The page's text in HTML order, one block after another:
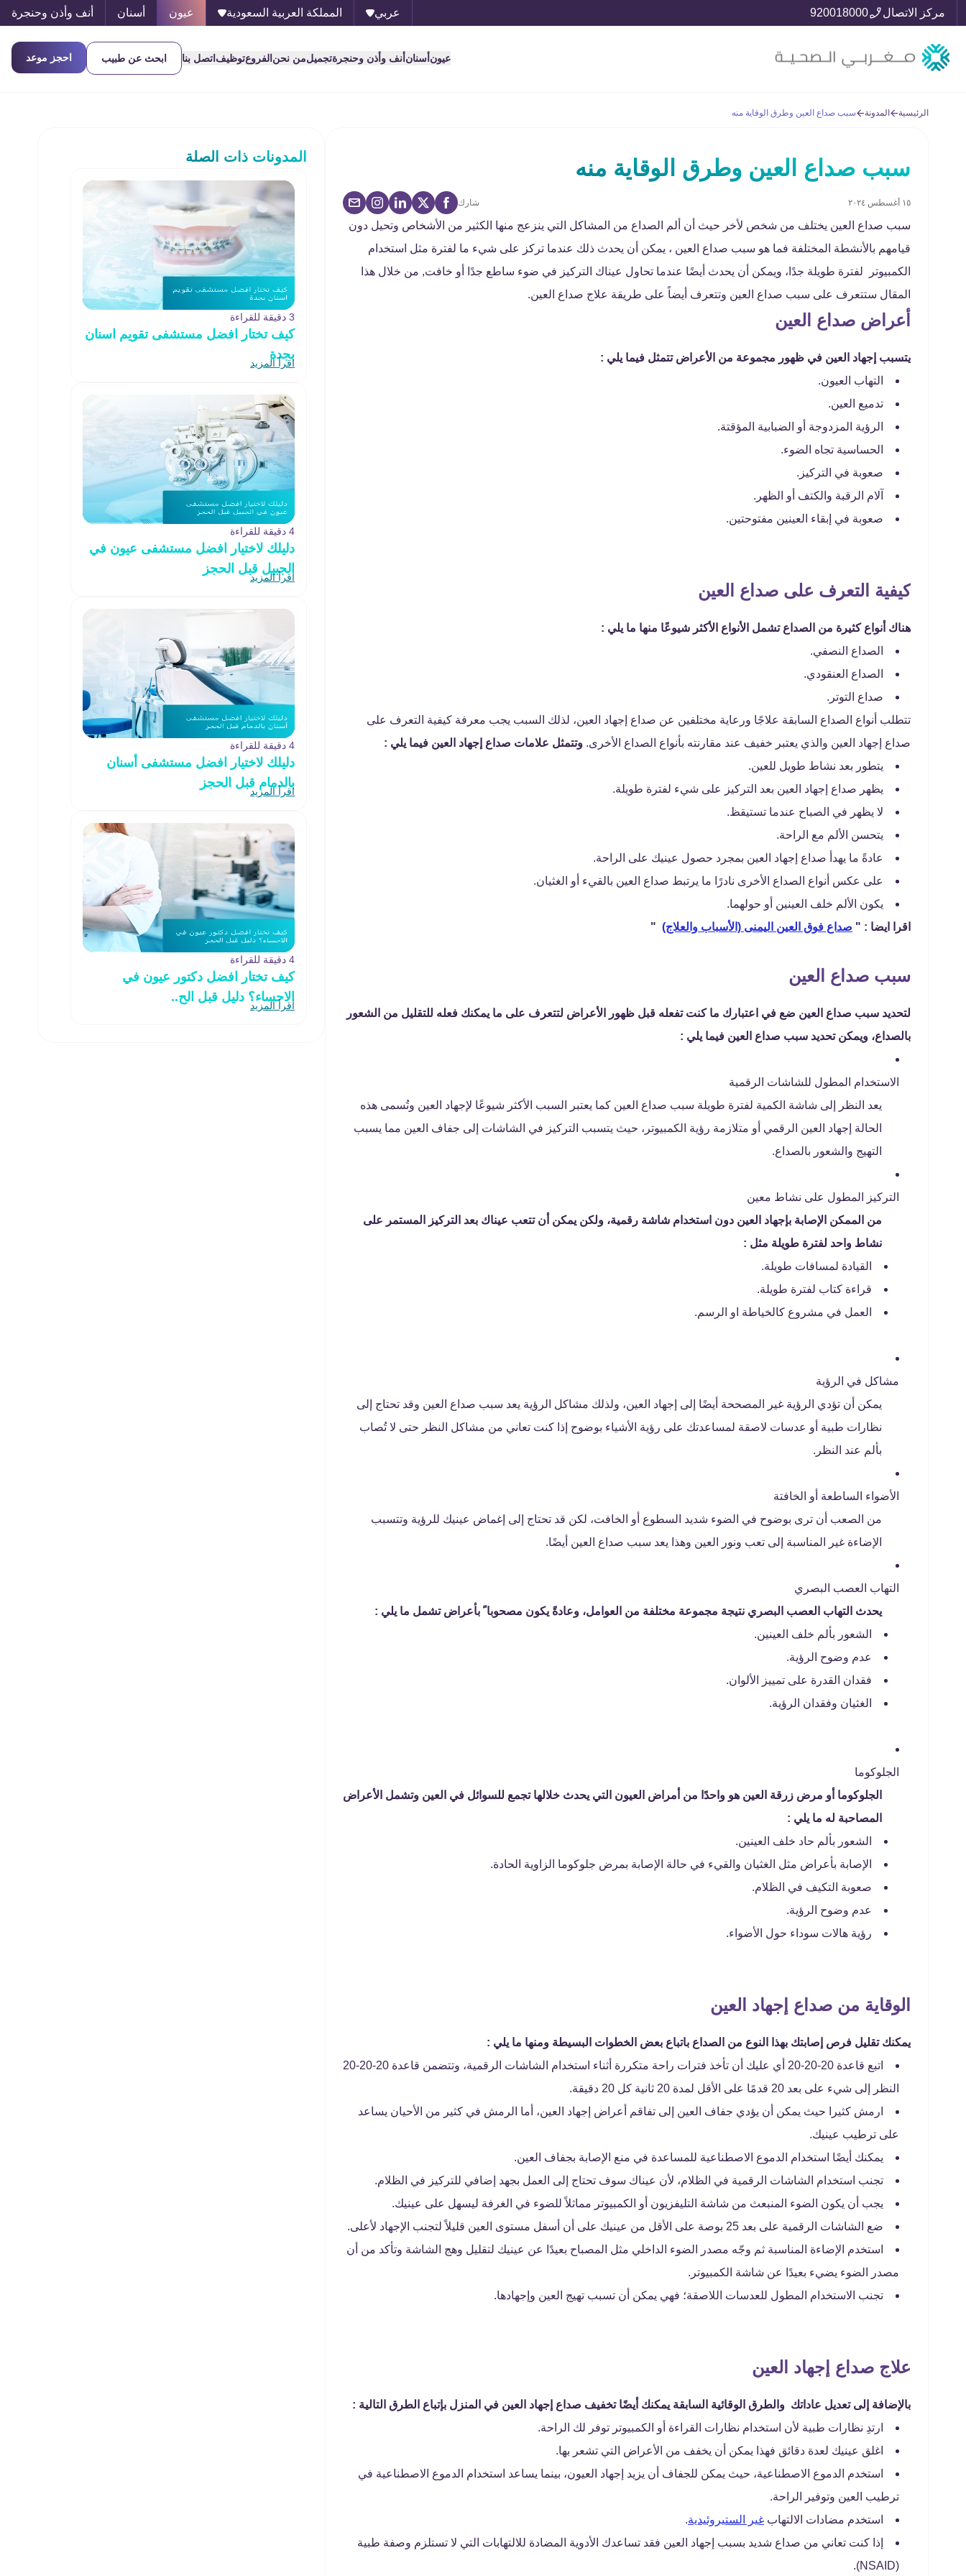
مركز الاتصال 920018000 عربي المملكة العربية السعودية عيون أسنان أنف وأذن وحنجرة
عيون أسنان أنف وأذن وحنجرةتجميلمن نحن الفروعتوظيف اتصل بنا ابحث عن طبيب احجز موعد
الرئيسية المدونة سبب صداع العين وطرق الوقاية منه
سبب صداع العين وطرق الوقاية منه
١٥ أغسطس ٢٠٢٤ شارك
سبب صداع العين يختلف من شخص لأخر حيث أن ألم الصداع من المشاكل التي ينزعج منها الكثير من الأشخاص وتحيل دون
قيامهم بالأنشطة المختلفة فما هو سبب صداع العين ، يمكن أن يحدث ذلك عندما تركز على شيء ما لفترة مثل استخدام
الكمبيوتر لفترة طويلة جدًا، ويمكن أن يحدث أيضًا عندما تحاول عيناك التركيز في ضوء ساطع جدًا أو خافت, من خلال هذا
المقال ستتعرف على سبب صداع العين وتتعرف أيضاً على طريقة علاج صداع العين.
أعراض صداع العين
يتسبب إجهاد العين في ظهور مجموعة من الأعراض تتمثل فيما يلي :
التهاب العيون.
تدميع العين.
الرؤية المزدوجة أو الضبابية المؤقتة.
الحساسية تجاه الضوء.
صعوبة في التركيز.
آلام الرقبة والكتف أو الظهر.
صعوبة في إبقاء العينين مفتوحتين.
كيفية التعرف على صداع العين
هناك أنواع كثيرة من الصداع تشمل الأنواع الأكثر شيوعًا منها ما يلي :
الصداع النصفي.
الصداع العنقودي.
صداع التوتر.
تتطلب أنواع الصداع السابقة علاجًا ورعاية مختلفين عن صداع إجهاد العين، لذلك السبب يجب معرفة كيفية التعرف على
صداع إجهاد العين والذي يعتبر خفيف عند مقارنته بأنواع الصداع الأخرى. وتتمثل علامات صداع إجهاد العين فيما يلي :
يتطور بعد نشاط طويل للعين.
يظهر صداع إجهاد العين بعد التركيز على شيء لفترة طويلة.
لا يظهر في الصباح عندما تستيقظ.
يتحسن الألم مع الراحة.
عادةً ما يهدأ صداع إجهاد العين بمجرد حصول عينيك على الراحة.
على عكس أنواع الصداع الأخرى نادرًا ما يرتبط صداع العين بالقيء أو الغثيان.
يكون الألم خلف العينين أو حولهما.
اقرا ايضا : " صداع فوق العين اليمنى (الأسباب والعلاج) "
سبب صداع العين
لتحديد سبب صداع العين ضع في اعتبارك ما كنت تفعله قبل ظهور الأعراض لتتعرف على ما يمكنك فعله للتقليل من الشعور
بالصداع، ويمكن تحديد سبب صداع العين فيما يلي :
الاستخدام المطول للشاشات الرقمية
يعد النظر إلى شاشة الكمية لفترة طويلة سبب صداع العين كما يعتبر السبب الأكثر شيوعًا لإجهاد العين وتُسمى هذه
الحالة إجهاد العين الرقمي أو متلازمة رؤية الكمبيوتر، حيث يتسبب التركيز في الشاشات إلى جفاف العين مما يسبب
التهيج والشعور بالصداع.
التركيز المطول على نشاط معين
من الممكن الإصابة بإجهاد العين دون استخدام شاشة رقمية، ولكن يمكن أن تتعب عيناك بعد التركيز المستمر على
نشاط واحد لفترة طويلة مثل :
القيادة لمسافات طويلة.
قراءة كتاب لفترة طويلة.
العمل في مشروع كالخياطة او الرسم.
مشاكل في الرؤية
يمكن أن تؤدي الرؤية غير المصححة أيضًا إلى إجهاد العين، ولذلك مشاكل الرؤية يعد سبب صداع العين وقد تحتاج إلى
نظارات طبية أو عدسات لاصقة لمساعدتك على رؤية الأشياء بوضوح إذا كنت تعاني من مشاكل النظر حتى لا تُصاب
بألم عند النظر.
الأضواء الساطعة أو الخافتة
من الصعب أن ترى بوضوح في الضوء شديد السطوع أو الخافت، لكن قد تحتاج إلى إغماض عينيك للرؤية وتتسبب
الإضاءة غير المناسبة إلى تعب ونور العين وهذا يعد سبب صداع العين أيضًا.
التهاب العصب البصري
يحدث التهاب العصب البصري نتيجة مجموعة مختلفة من العوامل، وعادةً يكون مصحوبا ً بأعراض تشمل ما يلي :
الشعور بألم خلف العينين.
عدم وضوح الرؤية.
فقدان القدرة على تمييز الألوان.
الغثيان وفقدان الرؤية.
الجلوكوما
الجلوكوما أو مرض زرقة العين هو واحدًا من أمراض العيون التي يحدث خلالها تجمع للسوائل في العين وتشمل الأعراض
المصاحبة له ما يلي :
الشعور بألم حاد خلف العينين.
الإصابة بأعراض مثل الغثيان والقيء في حالة الإصابة بمرض جلوكوما الزاوية الحادة.
صعوبة التكيف في الظلام.
عدم وضوح الرؤية.
رؤية هالات سوداء حول الأضواء.
الوقاية من صداع إجهاد العين
يمكنك تقليل فرص إصابتك بهذا النوع من الصداع باتباع بعض الخطوات البسيطة ومنها ما يلي :
اتبع قاعدة 20-20-20 أي عليك أن تأخذ فترات راحة متكررة أثناء استخدام الشاشات الرقمية، وتتضمن قاعدة 20-20-20
النظر إلى شيء على بعد 20 قدمًا على الأقل لمدة 20 ثانية كل 20 دقيقة.
ارمش كثيرا حيث يمكن أن يؤدي جفاف العين إلى تفاقم أعراض إجهاد العين، أما الرمش في كثير من الأحيان يساعد
على ترطيب عينيك.
يمكنك أيضًا استخدام الدموع الاصطناعية للمساعدة في منع الإصابة بجفاف العين.
تجنب استخدام الشاشات الرقمية في الظلام، لأن عيناك سوف تحتاج إلى العمل بجهد إضافي للتركيز في الظلام.
يجب أن يكون الضوء المنبعث من شاشة التليفزيون أو الكمبيوتر مماثلاً للضوء في الغرفة ليسهل على عينيك.
ضع الشاشات الرقمية على بعد 25 بوصة على الأقل من عينيك على أن أسفل مستوى العين قليلاً لتجنب الإجهاد لأعلى.
استخدم الإضاءة المناسبة ثم وجّه مصدر الضوء الداخلي مثل المصباح بعيدًا عن عينيك لتقليل وهج الشاشة وتأكد من أن
مصدر الضوء يضيء بعيدًا عن شاشة الكمبيوتر.
تجنب الاستخدام المطول للعدسات اللاصقة؛ فهي يمكن أن تسبب تهيج العين وإجهادها.
علاج صداع إجهاد العين
بالإضافة إلى تعديل عاداتك والطرق الوقائية السابقة يمكنك أيضًا تخفيف صداع إجهاد العين في المنزل بإتباع الطرق التالية :
ارتدِ نظارات طبية لأن استخدام نظارات القراءة أو الكمبيوتر توفر لك الراحة.
اغلق عينيك لعدة دقائق فهذا يمكن أن يخفف من الأعراض التي تشعر بها.
استخدم الدموع الاصطناعية، حيث يمكن للجفاف أن يزيد إجهاد العيون، بينما يساعد استخدام الدموع الاصطناعية في
ترطيب العين وتوفير الراحة.
استخدم مضادات الالتهاب غير الستيروئيدية.
إذا كنت تعاني من صداع شديد بسبب إجهاد العين فقد تساعدك الأدوية المضادة للالتهابات التي لا تستلزم وصفة طبية
(NSAID).
المدونات ذات الصلة
3 دقيقة للقراءة
كيف تختار افضل مستشفى تقويم اسنان
بجدة
اقرأ المزيد
4 دقيقة للقراءة
دليلك لاختيار افضل مستشفى عيون في
الجبيل قبل الحجز
اقرأ المزيد
4 دقيقة للقراءة
دليلك لاختيار افضل مستشفى أسنان
بالدمام قبل الحجز
اقرأ المزيد
4 دقيقة للقراءة
كيف تختار افضل دكتور عيون في
الاحساء؟ دليل قبل الح..
اقرأ المزيد